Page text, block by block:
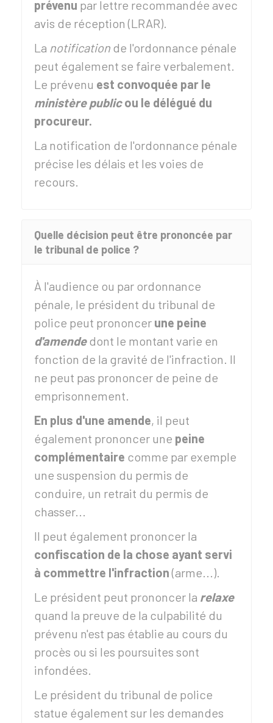
prévenu par lettre recommandée avec
avis de réception (LRAR).
La notification de l'ordonnance pénale
peut également se faire verbalement.
Le prévenu est convoquée par le
ministère publicou le délégué du
procureur.
La notification de l'ordonnance pénale
précise les délais et les voies de
recours.
Quelle décision peut être prononcée par
le tribunal de police ?
À l'audience ou par ordonnance
pénale, le président du tribunal de
police peut prononcer une peine
d'amende dont le montant varie en
fonction de la gravité de l'infraction. Il
ne peut pas prononcer de peine de
emprisonnement.
En plus d'une amende, il peut
également prononcer une peine
complémentaire comme par exemple
une suspension du permis de
conduire, un retrait du permis de
chasser...
Il peut également prononcer la
confiscation de la chose ayant servi
à commettre l'infraction(arme...).
Le président peut prononcer la relaxe
quand la preuve de la culpabilité du
prévenu n'est pas établie au cours du
procès ou si les poursuites sont
infondées.
Le président du tribunal de police
statue également sur les demandes